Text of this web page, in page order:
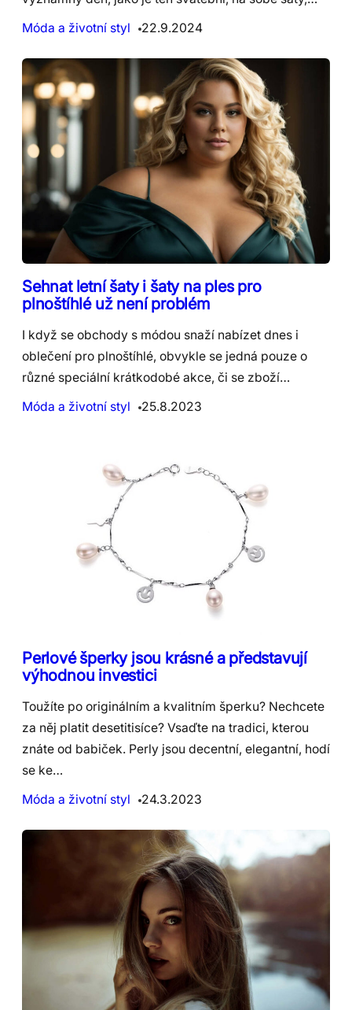
Móda a životní styl
22.9.2024
Sehnat letní šaty i šaty na ples pro
plnoštíhlé už není problém
I když se obchody s módou snaží nabízet dnes i
oblečení pro plnoštíhlé, obvykle se jedná pouze o
různé speciální krátkodobé akce, či se zboží…
Móda a životní styl
25.8.2023
Perlové šperky jsou krásné a představují
výhodnou investici
Toužíte po originálním a kvalitním šperku? Nechcete
za něj platit desetitisíce? Vsaďte na tradici, kterou
znáte od babiček. Perly jsou decentní, elegantní, hodí
se ke…
Móda a životní styl
24.3.2023